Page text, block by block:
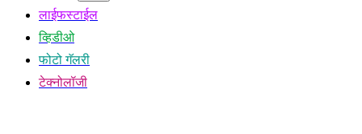
लाईफस्टाईल
व्हिडीओ
फोटो गॅलरी
टेक्नोलॉजी